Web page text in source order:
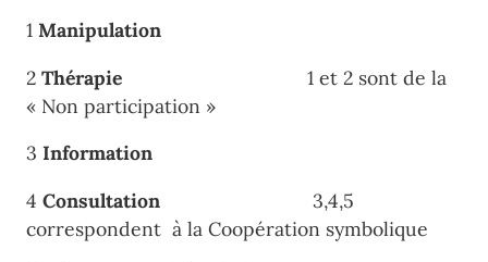
1 Manipulation
2 Thérapie 1 et 2 sont de la
« Non participation »
3 Information
4 Consultation
3,4,5
correspondent à la Coopération symbolique